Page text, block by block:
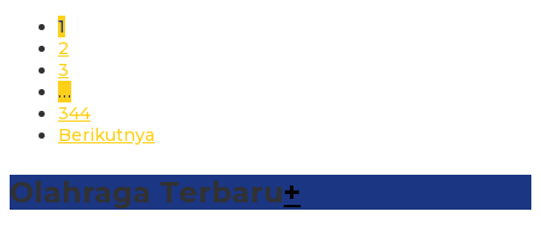
1
2
3
…
344
Berikutnya
Olahraga Terbaru+